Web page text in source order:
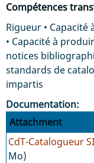
Compétences
Rigueur •
• Capacité à
notices
standards de
impartis
Documentation
Attachment
CdT-Catalogueur
Mo)